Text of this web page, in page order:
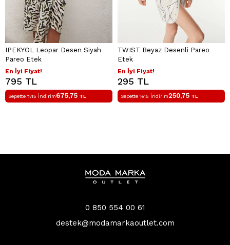
IPEKYOL Leopar Desen Siyah
Pareo Etek
En İyi Fiyat!
795 TL
Sepette %15 İndirim675,75 TL
TWIST Beyaz Desenli Pareo
Etek
En İyi Fiyat!
295 TL
Sepette %15 İndirim250,75 TL
0 850 554 00 61
destek@modamarkaoutlet.com